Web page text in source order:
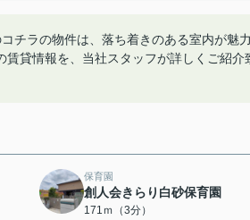
チラの物件は、落ち着きのある室内が魅
貸情報を、当社スタッフが詳しくご紹介
保育園
創人会きらり白砂保育園
171ｍ（3分）